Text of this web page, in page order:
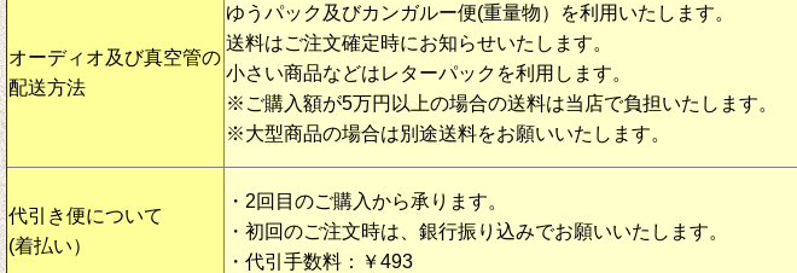
オーディオ及び真空管の
配送方法
ゆうパック及びカンガルー便(重量物）を利用いたします。
送料はご注文確定時にお知らせいたします。
小さい商品などはレターパックを利用します。
※ご購入額が5万円以上の場合の送料は当店で負担いたします。
※大型商品の場合は別途送料をお願いいたします。
代引き便について
(着払い）
・2回目のご購入から承ります。
・初回のご注文時は、銀行振り込みでお願いいたします。
・代引手数料：￥493